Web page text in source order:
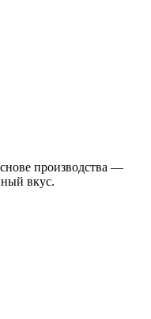
производства —
вкус.